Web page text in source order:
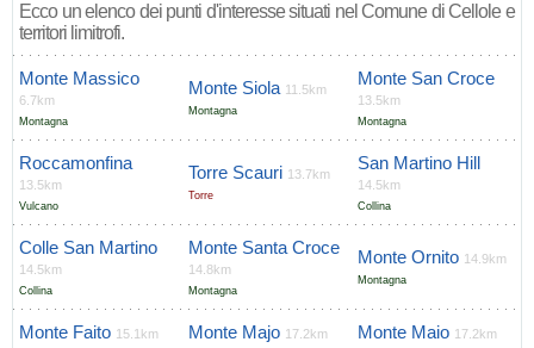
Ecco un elenco dei punti d'interesse situati nel Comune di Cellole e
territori limitrofi.
Monte Massico
6.7km
Montagna
Monte Siola 11.5km
Montagna
Monte San Croce
13.5km
Montagna
Roccamonfina
13.5km
Vulcano
Torre Scauri 13.7km
Torre
San Martino Hill
14.5km
Collina
Colle San Martino
14.5km
Collina
Monte Santa Croce
14.8km
Montagna
Monte Ornito 14.9km
Montagna
Monte Faito 15.1km Monte Majo 17.2km Monte Maio 17.2km